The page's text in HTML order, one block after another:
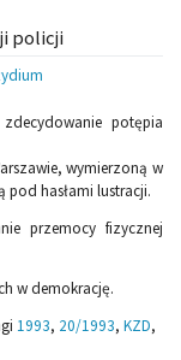
policji
potępia
wymierzoną w
hasłami lustracji.
przemocy fizycznej
w demokrację.
1993, 20/1993, KZD,